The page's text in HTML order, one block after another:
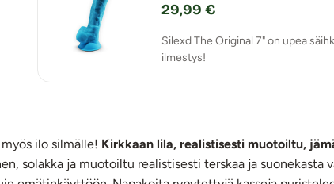
29,99 €
Silexd The Original 7" on upea
ilmestys!
ilo silmälle! Kirkkaan lila, realistisesti muotoiltu,
solakka ja muotoiltu realistisesti terskaa ja suonekasta